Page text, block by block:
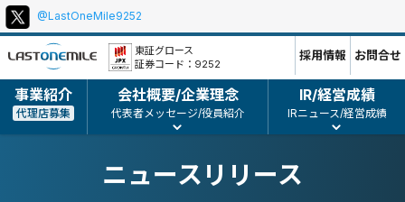
本
文
ポ
リ
ー、
コ
ピ
東証グロース
証券コード：9252
事業紹介
代理店募集
会社概要/企業理念
代表者メッセージ/役員紹介
IR/経営成績
IRニュース/経営成績
採用情報 お問合せ
@LastOneMile9252
ニュースリリース